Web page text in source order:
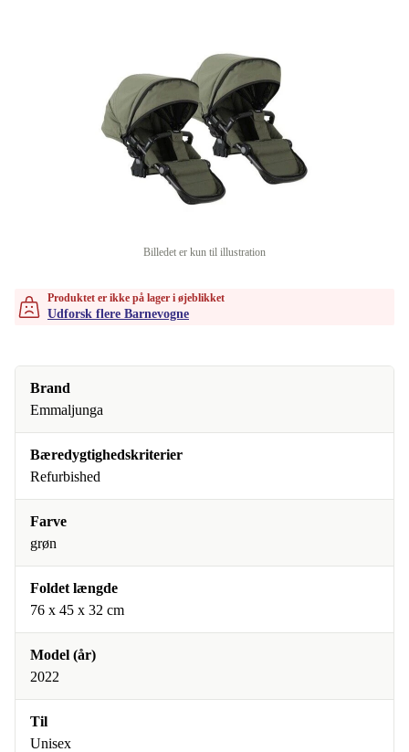
Billedet er kun til illustration
Produktet er ikke på lager i øjeblikket
Udforsk flere Barnevogne
Brand
Emmaljunga
Bæredygtighedskriterier
Refurbished
Farve
grøn
Foldet længde
76 x 45 x 32 cm
Model (år)
2022
Til
Unisex